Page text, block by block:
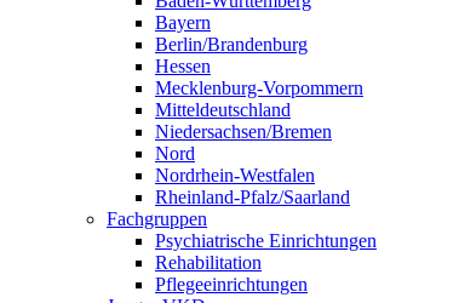
Bayern
Berlin/Brandenburg
Hessen
Mecklenburg-Vorpommern
Mitteldeutschland
Niedersachsen/Bremen
Nord
Nordrhein-Westfalen
Rheinland-Pfalz/Saarland
Fachgruppen
Psychiatrische Einrichtungen
Rehabilitation
Pflegeeinrichtungen